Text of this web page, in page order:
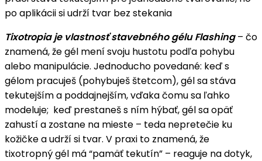
po aplikácii si udrží tvar bez stekania
Tixotropia je vlastnosť stavebného gélu Flashing– čo
znamená, že gél mení svoju hustotu podľa pohybu
alebo manipulácie. Jednoducho povedané: keď s
gélom pracuješ (pohybuješ štetcom), gél sa stáva
tekutejším a poddajnejším, vďaka čomu sa ľahko
modeluje; keď prestaneš s ním hýbať, gél sa opäť
zahustí a zostane na mieste – teda nepretečie ku
kožičke a udrží si tvar. V praxi to znamená, že
tixotropný gél má “pamäť tekutín” – reaguje na dotyk,